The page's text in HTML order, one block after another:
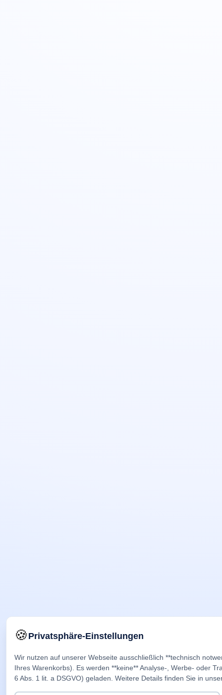
🍪Privatsphäre-Einstellungen
Wir nutzen auf unserer Webseite ausschließlich **technisch
Ihres Warenkorbs). Es werden **keine** Analyse-, Werbe- oder
6 Abs. 1 lit. a DSGVO) geladen. Weitere Details finden Sie in